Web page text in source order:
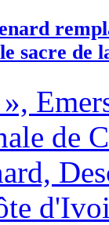
sacre de
de